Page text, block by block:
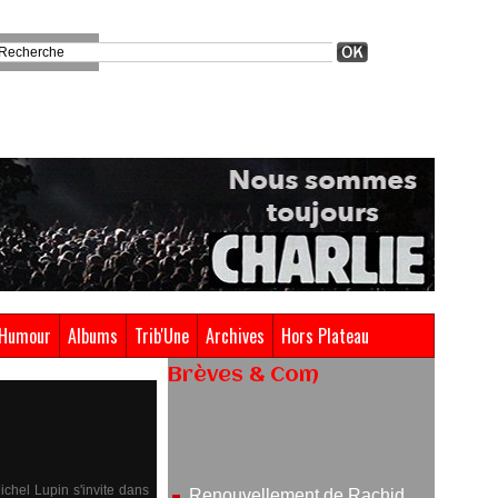
Humour Albums Trib'Une Archives Hors Plateau
Lupin s'invite dans
Brèves & Com